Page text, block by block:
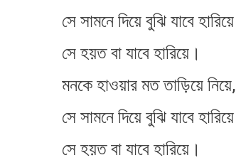
সে সামনে দিয়ে বুঝি যাবে হারিয়ে
সে হ​য়ত বা যাবে হারিয়ে।
মনকে হাওয়ার মত তাড়িয়ে নিয়ে,
সে সামনে দিয়ে বুঝি যাবে হারিয়ে
সে হ​য়ত বা যাবে হারিয়ে।